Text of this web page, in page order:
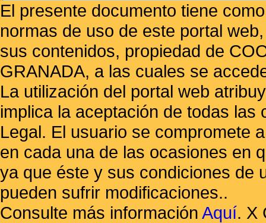
El presente documento tiene
normas de uso de este portal
sus contenidos, propiedad de
GRANADA, a las cuales se
La utilización del portal web
implica la aceptación de todas
Legal. El usuario se compromete
en cada una de las ocasiones en
ya que éste y sus condiciones de
pueden sufrir modificaciones..
Consulte más información Aquí. X